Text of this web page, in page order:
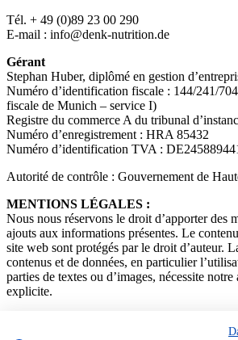
Tél. + 49 (0)89 23 00 290
E-mail : info@denk-nutrition.de
Gérant
Stephan Huber, diplômé en gestion
Numéro d’identification fiscale : 144/241/
fiscale de Munich – service I)
Registre du commerce A du tribunal
Numéro d’enregistrement : HRA 85432
Numéro d’identification TVA :
Autorité de contrôle : Gouvernement de
MENTIONS LÉGALES :
Nous nous réservons le droit d’apporter des
ajouts aux informations présentes. Le
site web sont protégés par le droit d’auteur.
contenus et de données, en particulier
parties de textes ou d’images, nécessite
explicite.